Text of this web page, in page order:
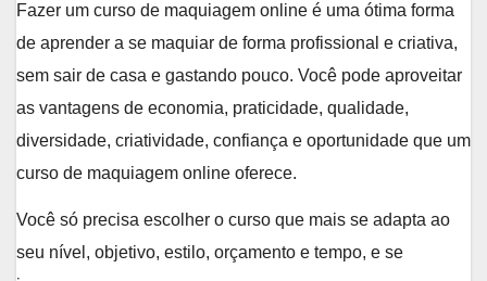
Fazer um curso de maquiagem online é uma ótima forma
de aprender a se maquiar de forma profissional e criativa,
sem sair de casa e gastando pouco. Você pode aproveitar
as vantagens de economia, praticidade, qualidade,
diversidade, criatividade, confiança e oportunidade que um
curso de maquiagem online oferece.
Você só precisa escolher o curso que mais se adapta ao
seu nível, objetivo, estilo, orçamento e tempo, e se